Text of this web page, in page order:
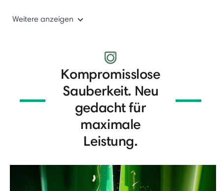
Weitere anzeigen
Kompromisslose
Sauberkeit. Neu
gedacht für
maximale
Leistung.